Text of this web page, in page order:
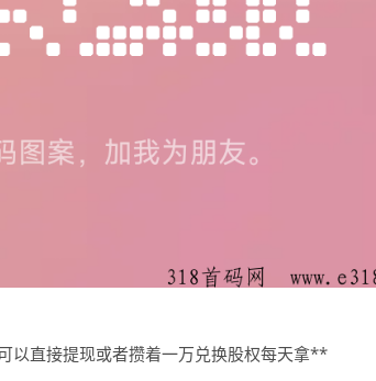
以直接提现或者攒着一万兑换股权每天拿**